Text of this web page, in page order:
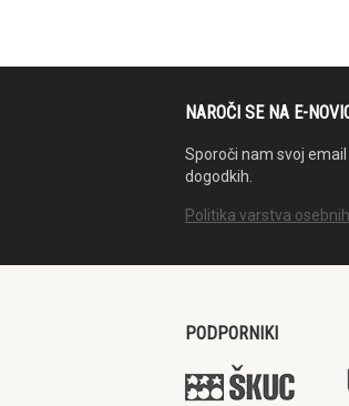
NAROČI SE NA E-
Sporoči nam svoj
dogodkih.
Politika varstva
PODPORNIKI